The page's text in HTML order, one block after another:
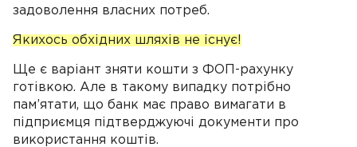
задоволення власних потреб.
Якихось обхідних шляхів не існує!
Ще є варіант зняти кошти з ФОП-рахунку
готівкою. Але в такому випадку потрібно
пам’ятати, що банк має право вимагати в
підприємця підтверджуючі документи про
використання коштів.